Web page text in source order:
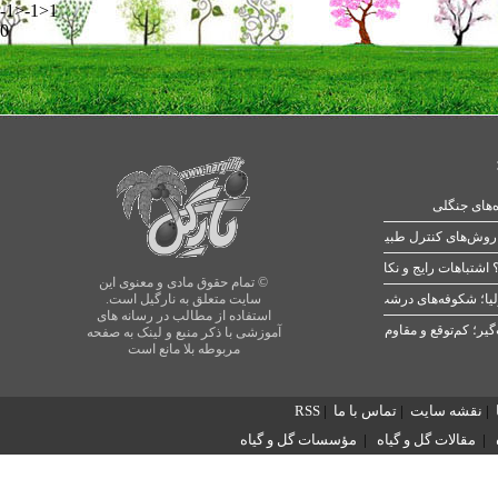
-1>-1>1
0
© تمام حقوق مادی و معنوی این
سایت متعلق به نارگیل است.
استفاده از مطالب در رسانه های
آموزشی با ذکر منبع و لینک به صفحه
مربوطه بلا مانع است
جنگلی
رایج و نکات طلایی
شکوفه‌های درشت در بهار
| نقشه سایت | تماس با ما |
RSS
| مقالات گل و گیاه | مؤسسات گل و گیاه